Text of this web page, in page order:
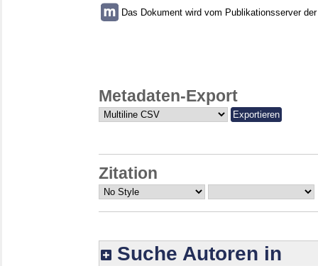
Das Dokument wird vom Publikationsserver
Metadaten-Export
Zitation
Suche Autoren in